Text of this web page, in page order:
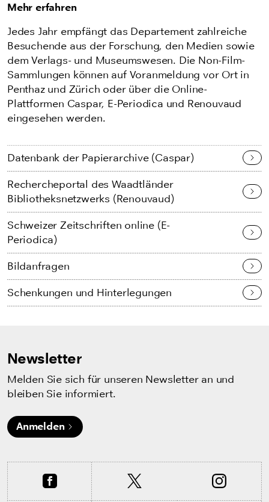
Mehr erfahren
Jedes Jahr empfängt das Departement zahlreiche
Besuchende aus der Forschung, den Medien sowie
dem Verlags- und Museumswesen. Die Non-Film-
Sammlungen können auf Voranmeldung vor Ort in
Penthaz und Zürich oder über die Online-
Plattformen Caspar, E-Periodica und Renouvaud
eingesehen werden.
Datenbank der Papierarchive (Caspar)
Rechercheportal des Waadtländer
Bibliotheksnetzwerks (Renouvaud)
Schweizer Zeitschriften online (E-
Periodica)
Bildanfragen
Schenkungen und Hinterlegungen
Newsletter
Melden Sie sich für unseren Newsletter an und
bleiben Sie informiert.
Anmelden